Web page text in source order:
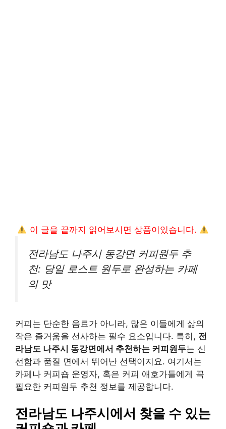
이 글을 끝까지 읽어보시면 상품이있습니다.
전라남도 나주시 동강면 커피원두 추
천: 당일 로스트 원두로 완성하는 카페
의 맛
커피는 단순한 음료가 아니라, 많은 이들에게 삶의
작은 즐거움을 선사하는 필수 요소입니다. 특히, 전
라남도 나주시 동강면에서 추천하는 커피원두는 신
선함과 품질 면에서 뛰어난 선택이지요. 여기서는
카페나 커피숍 운영자, 혹은 커피 애호가들에게 꼭
필요한 커피원두 추천 정보를 제공합니다.
전라남도 나주시에서 찾을 수 있는